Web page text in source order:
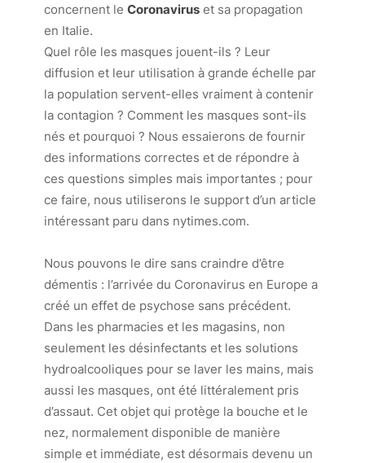
concernent leCoronavirus et sa propagation
en Italie.
Quel rôle les masques jouent-ils ? Leur
diffusion et leur utilisation à grande échelle par
la population servent-elles vraiment à contenir
la contagion ? Comment les masques sont-ils
nés et pourquoi ? Nous essaierons de fournir
des informations correctes et de répondre à
ces questions simples mais importantes ; pour
ce faire, nous utiliserons le support d’un article
intéressant paru dans nytimes.com.
Nous pouvons le dire sans craindre d’être
démentis : l’arrivée du Coronavirus en Europe a
créé un effet de psychose sans précédent.
Dans les pharmacies et les magasins, non
seulement les désinfectants et les solutions
hydroalcooliques pour se laver les mains, mais
aussi les masques, ont été littéralement pris
d’assaut. Cet objet qui protège la bouche et le
nez, normalement disponible de manière
simple et immédiate, est désormais devenu un